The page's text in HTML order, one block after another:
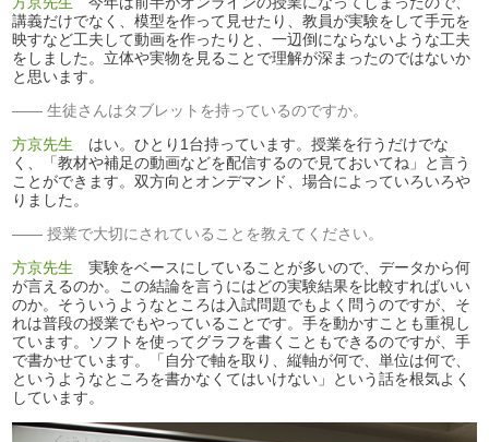
講義だけでなく、模型を作って見せたり、教員が実験をして手元を
映すなど工夫して動画を作ったりと、一辺倒にならないような工夫
をしました。立体や実物を見ることで理解が深まったのではないか
と思います。
生徒さんはタブレットを持っているのですか。
方京先生 はい。ひとり1台持っています。授業を行うだけでな
く、「教材や補足の動画などを配信するので見ておいてね」と言う
ことができます。双方向とオンデマンド、場合によっていろいろや
りました。
授業で大切にされていることを教えてください。
方京先生 実験をベースにしていることが多いので、データから何
が言えるのか。この結論を言うにはどの実験結果を比較すればいい
のか。そういうようなところは入試問題でもよく問うのですが、そ
れは普段の授業でもやっていることです。手を動かすことも重視し
ています。ソフトを使ってグラフを書くこともできるのですが、手
で書かせています。「自分で軸を取り、縦軸が何で、単位は何で、
というようなところを書かなくてはいけない」という話を根気よく
しています。